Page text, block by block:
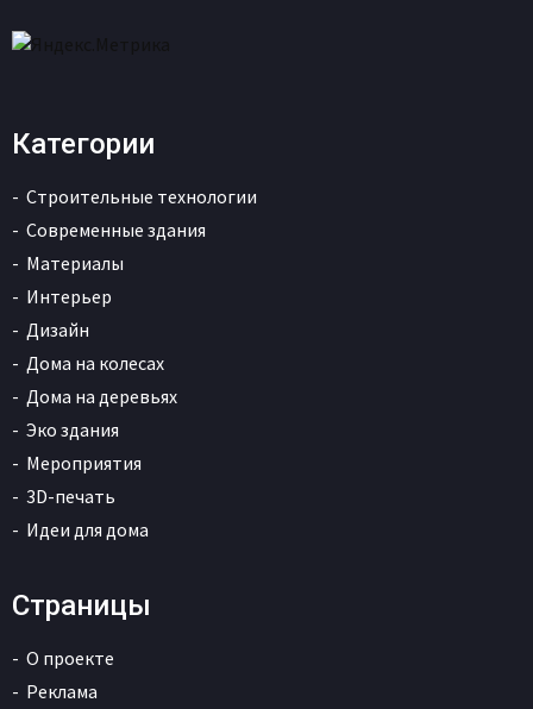
Категории
Строительные технологии
Современные здания
Материалы
Интерьер
Дизайн
Дома на колесах
Дома на деревьях
Эко здания
Мероприятия
3D-печать
Идеи для дома
Страницы
О проекте
Реклама